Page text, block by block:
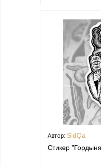
Автор: SidQa
Стикер